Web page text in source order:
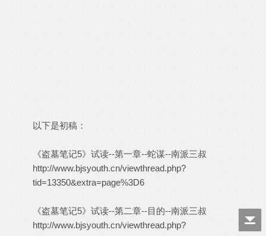
以下是初稿：
《盗墓笔记5》试读--第一章--蛇谋--南派三叔
http://www.bjsyouth.cn/viewthread.php?
tid=13350&extra=page%3D6
《盗墓笔记5》试读--第二章--目的--南派三叔
http://www.bjsyouth.cn/viewthread.php?